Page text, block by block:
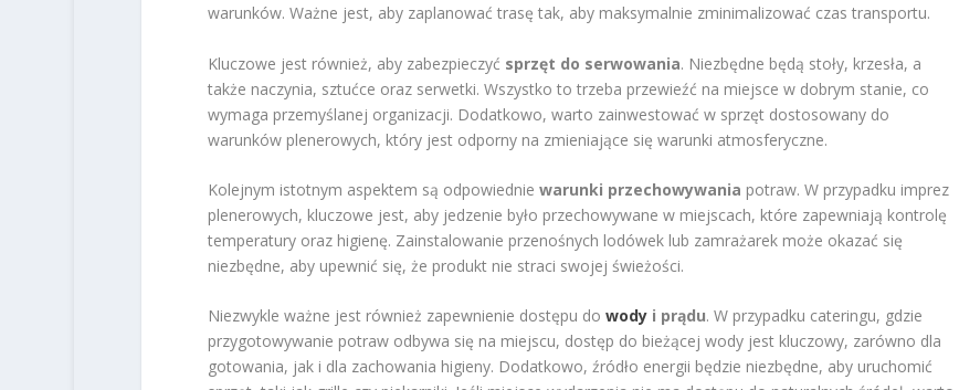
warunków. Ważne jest, aby zaplanować trasę tak, aby maksymalnie zminimalizować czas transportu.
Kluczowe jest również, aby zabezpieczyć sprzęt do serwowania. Niezbędne będą stoły, krzesła, a
także naczynia, sztućce oraz serwetki. Wszystko to trzeba przewieźć na miejsce w dobrym stanie, co
wymaga przemyślanej organizacji. Dodatkowo, warto zainwestować w sprzęt dostosowany do
warunków plenerowych, który jest odporny na zmieniające się warunki atmosferyczne.
Kolejnym istotnym aspektem są odpowiednie warunki przechowywania potraw. W przypadku imprez
plenerowych, kluczowe jest, aby jedzenie było przechowywane w miejscach, które zapewniają kontrolę
temperatury oraz higienę. Zainstalowanie przenośnych lodówek lub zamrażarek może okazać się
niezbędne, aby upewnić się, że produkt nie straci swojej świeżości.
Niezwykle ważne jest również zapewnienie dostępu do wodyi prądu. W przypadku cateringu, gdzie
przygotowywanie potraw odbywa się na miejscu, dostęp do bieżącej wody jest kluczowy, zarówno dla
gotowania, jak i dla zachowania higieny. Dodatkowo, źródło energii będzie niezbędne, aby uruchomić